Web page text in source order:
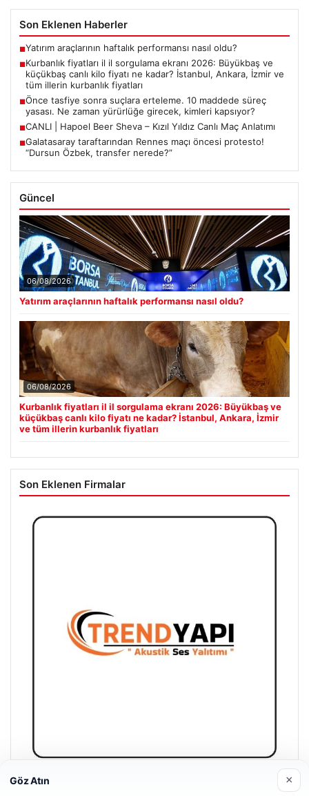
Son Eklenen Haberler
■Yatırım araçlarının haftalık performansı nasıl oldu?
■Kurbanlık fiyatları il il sorgulama ekranı 2026: Büyükbaş ve
küçükbaş canlı kilo fiyatı ne kadar? İstanbul, Ankara, İzmir ve
tüm illerin kurbanlık fiyatları
■Önce tasfiye sonra suçlara erteleme. 10 maddede süreç
yasası. Ne zaman yürürlüğe girecek, kimleri kapsıyor?
■CANLI | Hapoel Beer Sheva – Kızıl Yıldız Canlı Maç Anlatımı
■Galatasaray taraftarından Rennes maçı öncesi protesto!
“Dursun Özbek, transfer nerede?”
Güncel
06/08/2026
Yatırım araçlarının haftalık performansı nasıl oldu?
06/08/2026
Kurbanlık fiyatları il il sorgulama ekranı 2026: Büyükbaş ve
küçükbaş canlı kilo fiyatı ne kadar? İstanbul, Ankara, İzmir
ve tüm illerin kurbanlık fiyatları
Son Eklenen Firmalar
Trend Yapı Akustik
Göz Atın ×